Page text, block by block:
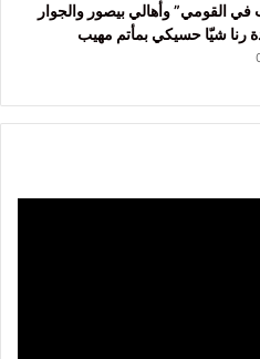
في القومي” وأهالي بيصور والجوار
رنا شيّا حسيكي بمأتم مهيب